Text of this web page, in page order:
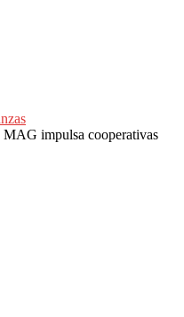
MAG impulsa cooperativas